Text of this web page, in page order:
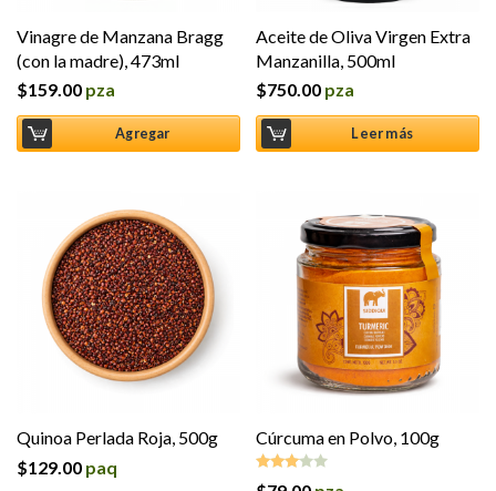
Vinagre de Manzana Bragg
(con la madre), 473ml
$159.00 pza
Agregar
Aceite de Oliva Virgen Extra
Manzanilla, 500ml
$750.00 pza
Leer más
Quinoa Perlada Roja, 500g
$129.00 paq
Cúrcuma en Polvo, 100g